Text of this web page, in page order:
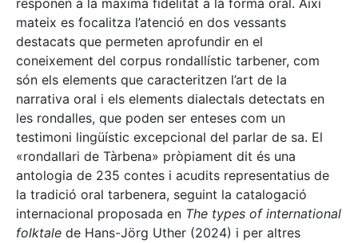
responen a la màxima fidelitat a la forma oral. Així
mateix es focalitza l’atenció en dos vessants
destacats que permeten aprofundir en el
coneixement del corpus rondallístic tarbener, com
són els elements que caracteritzen l’art de la
narrativa oral i els elements dialectals detectats en
les rondalles, que poden ser enteses com un
testimoni lingüístic excepcional del parlar de sa. El
«rondallari de Tàrbena» pròpiament dit és una
antologia de 235 contes i acudits representatius de
la tradició oral tarbenera, seguint la catalogació
internacional proposada en The types of international
folktale de Hans-Jörg Uther (2024) i per altres